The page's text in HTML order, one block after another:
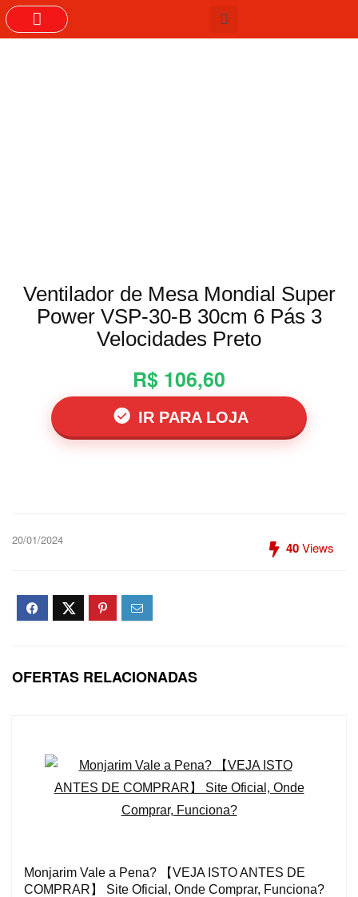
Ventilador de Mesa Mondial Super
Power VSP-30-B 30cm 6 Pás 3
Velocidades Preto
R$ 106,60
IR PARA LOJA
20/01/2024 40Views
OFERTAS RELACIONADAS
Monjarim Vale a Pena? 【VEJA ISTO ANTES DE
COMPRAR】 Site Oficial, Onde Comprar, Funciona?